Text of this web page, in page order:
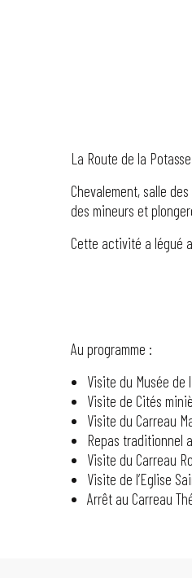
La Route de la
Chevalement, salle
des mineurs et
Cette activité a légué
Au programme :
Visite du Musée de
Visite de Cités
Visite du Carreau
Repas traditionnel
Visite du Carreau
Visite de l’Eglise
Arrêt au Carreau